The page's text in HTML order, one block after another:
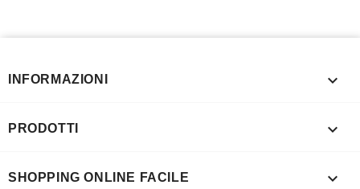
INFORMAZIONI 
PRODOTTI 
SHOPPING ONLINE FACILE 